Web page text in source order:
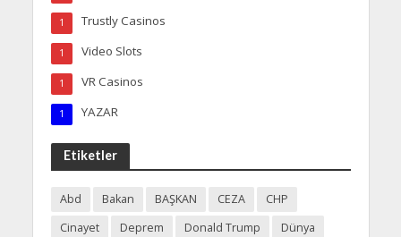
Trustly Casinos
1
Video Slots
1
VR Casinos
1
YAZAR
1
Etiketler
Abd Bakan BAŞKAN CEZA
CHP
Cinayet
Deprem Donald Trump
Dünya